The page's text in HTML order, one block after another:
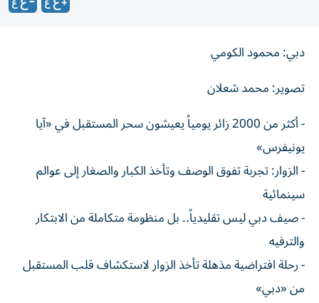
دبي: محمود الكومي
تصوير: محمد شعلان
- أكثر من 2000 زائر يومياً يعيشون سحر المستقبل في «آيا
يونيفرس»
- الزوار: تجربة تفوق الوصف وتأخذ الكبار والصغار إلى عوالم
سينمائية
- صيف دبي ليس تقليدياً.. بل منظومة متكاملة من الابتكار
والترفيه
- رحلة افتراضية مذهلة تأخذ الزوار لاستكشاف قلب المستقبل
من «دبي»